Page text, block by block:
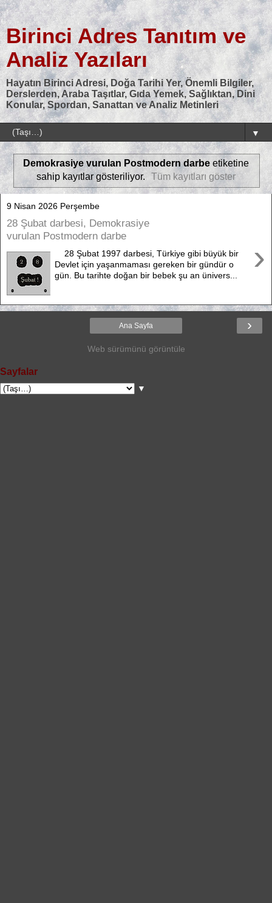
Birinci Adres Tanıtım ve
Analiz Yazıları
Hayatın Birinci Adresi, Doğa Tarihi Yer, Önemli Bilgiler,
Derslerden, Araba Taşıtlar, Gıda Yemek, Sağlıktan, Dini
Konular, Spordan, Sanattan ve Analiz Metinleri
▼
Demokrasiye vurulan Postmodern darbe etiketine
sahip kayıtlar gösteriliyor.
Tüm kayıtları göster
9 Nisan 2026 Perşembe
28 Şubat darbesi, Demokrasiye
vurulan Postmodern darbe
›
28 Şubat 1997 darbesi, Türkiye gibi büyük bir
Devlet için yaşanmaması gereken bir gündür o
gün. Bu tarihte doğan bir bebek şu an ünivers...
›
Ana Sayfa
Web sürümünü görüntüle
Sayfalar
▼